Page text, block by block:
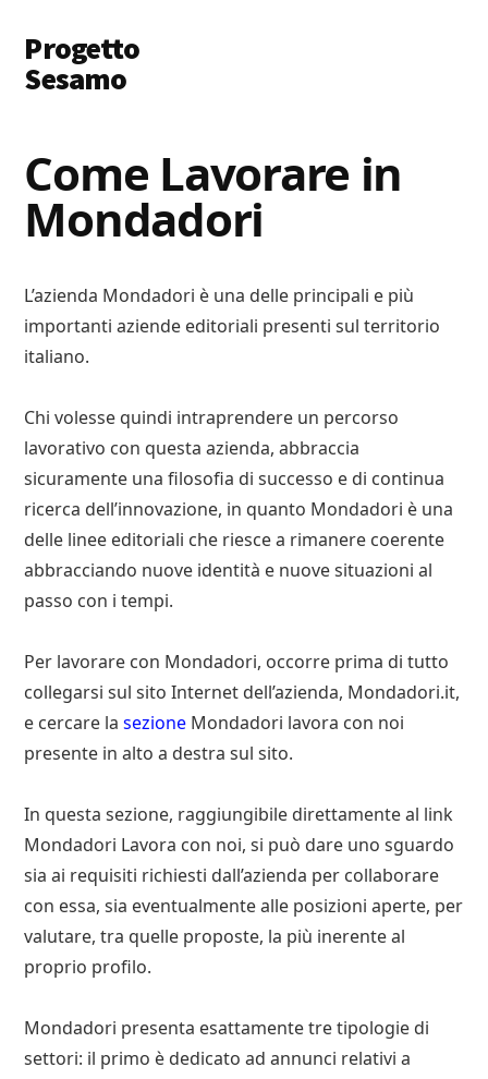
main
content
primary
sidebar
menu
Progetto
Sesamo
Porte
a
Soldi
Lavoro
Come Lavorare in
Mondadori
L’azienda Mondadori è una delle principali e più
importanti aziende editoriali presenti sul territorio
italiano.
Chi volesse quindi intraprendere un percorso
lavorativo con questa azienda, abbraccia
sicuramente una filosofia di successo e di continua
ricerca dell’innovazione, in quanto Mondadori è una
delle linee editoriali che riesce a rimanere coerente
abbracciando nuove identità e nuove situazioni al
passo con i tempi.
Per lavorare con Mondadori, occorre prima di tutto
collegarsi sul sito Internet dell’azienda, Mondadori.it,
e cercare lasezione Mondadori lavora con noi
presente in alto a destra sul sito.
In questa sezione, raggiungibile direttamente al link
Mondadori Lavora con noi, si può dare uno sguardo
sia ai requisiti richiesti dall’azienda per collaborare
con essa, sia eventualmente alle posizioni aperte, per
valutare, tra quelle proposte, la più inerente al
proprio profilo.
Mondadori presenta esattamente tre tipologie di
settori: il primo è dedicato ad annunci relativi a